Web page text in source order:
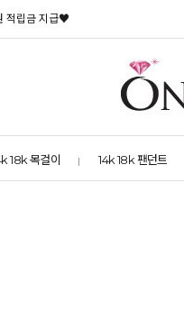
적립금 지급♥
18k 목걸이 14k 18k 팬던트